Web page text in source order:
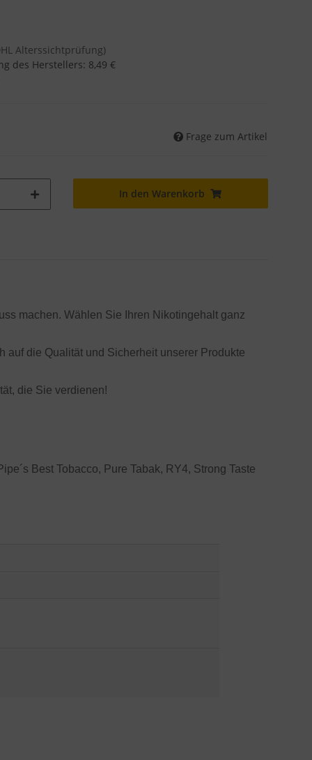
Alterssichtprüfung)
des Herstellers: 8,49 €
Frage zum Artikel
In den Warenkorb
machen. Wählen Sie Ihren Nikotingehalt ganz
auf die Qualität und Sicherheit unserer Produkte
die Sie verdienen!
Best Tobacco, Pure Tabak, RY4, Strong Taste